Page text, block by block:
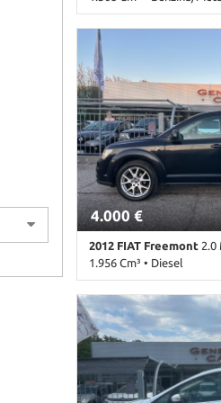
234.000 Km • Cambio
pastello • 4 Porte • ABS
Passeggero •
Bluetooth •
Cerchioni in acciaio •
telecomandata •
Immobilizzatore
Servosterzo • USB •
multifunzione
4.000 €
2012 FIAT Freemont 2.0
1.956 Cm³ • Diesel
397.000 Km • Cambio
metallizzato • 5 Porte •
laterali • Airbag
Alzacristalli elettrici •
Boardcomputer •
Chiusura centralizzata
centralizzata